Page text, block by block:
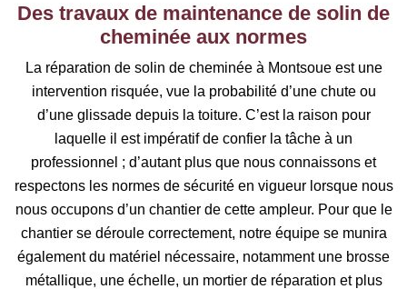
Des travaux de maintenance de solin de
cheminée aux normes
La réparation de solin de cheminée à Montsoue est une
intervention risquée, vue la probabilité d’une chute ou
d’une glissade depuis la toiture. C’est la raison pour
laquelle il est impératif de confier la tâche à un
professionnel ; d’autant plus que nous connaissons et
respectons les normes de sécurité en vigueur lorsque nous
nous occupons d’un chantier de cette ampleur. Pour que le
chantier se déroule correctement, notre équipe se munira
également du matériel nécessaire, notamment une brosse
métallique, une échelle, un mortier de réparation et plus